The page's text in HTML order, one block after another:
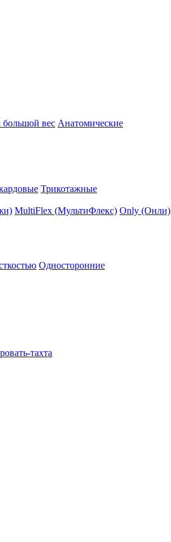
большой вес Анатомические
Трикотажные
MultiFlex (МультиФлекс) Only (Онли)
Односторонние
тахта